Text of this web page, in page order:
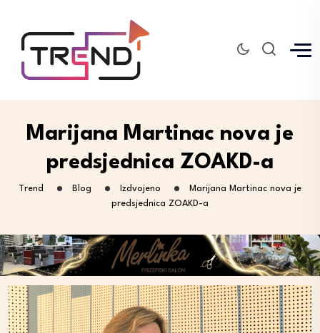
Marijana Martinac nova je
predsjednica ZOAKD-a
Trend Blog Izdvojeno
Marijana Martinac nova je
predsjednica ZOAKD-a